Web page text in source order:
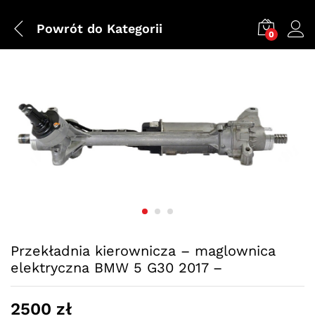
Powrót do Kategorii 0
Przekładnia kierownicza – maglownica
elektryczna BMW 5 G30 2017 –
2500 zł